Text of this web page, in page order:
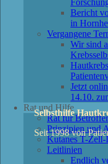
Bericht
in
Vergangene
Wir sind
Jetzt
14.10.
Rat und Hilfe
Rat für
Prinzipien und
Kutanes T-
Leitlinien
Endlich
Selbsthilfe
Seit 1998 von